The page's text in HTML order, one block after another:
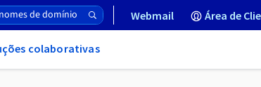
Webmail Área de
colaborativas